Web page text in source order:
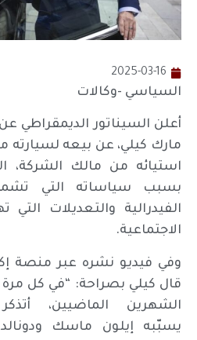
2025-03-16
السياسي -وكالات
أعلن السيناتور الديمقراطي عن
مارك كيلي، عن بيعه لسيارته
استيائه من مالك الشركة،
بسبب سياساته التي
الفيدرالية والتعديلات
الاجتماعية.
وفي فيديو نشره عبر منصة
قال كيلي بصراحة: “في كل مرة
الشهرين الماضيين،
يسبّبه إيلون ماسك ودونالد